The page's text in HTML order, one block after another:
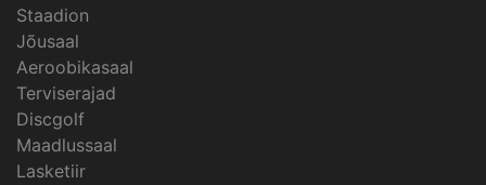
Staadion
Jõusaal
Aeroobikasaal
Terviserajad
Discgolf
Maadlussaal
Lasketiir